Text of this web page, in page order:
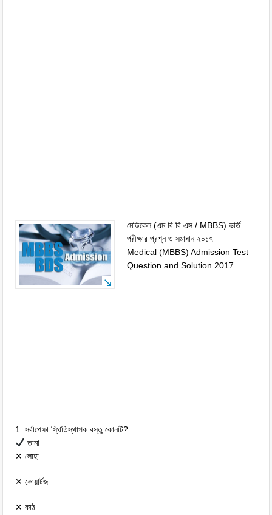
মেডিকেল (এম.বি.বি.এস / MBBS) ভর্তি
পরীক্ষার প্রশ্ন ও সমাধান ২০১৭
Medical (MBBS) Admission Test
Question and Solution 2017
1. সর্বাপেক্ষা স্থিতিস্থাপক বস্তু কোনটি?
তামা
✕ লোহা
✕ কোয়ার্টজ
✕ কাঠ